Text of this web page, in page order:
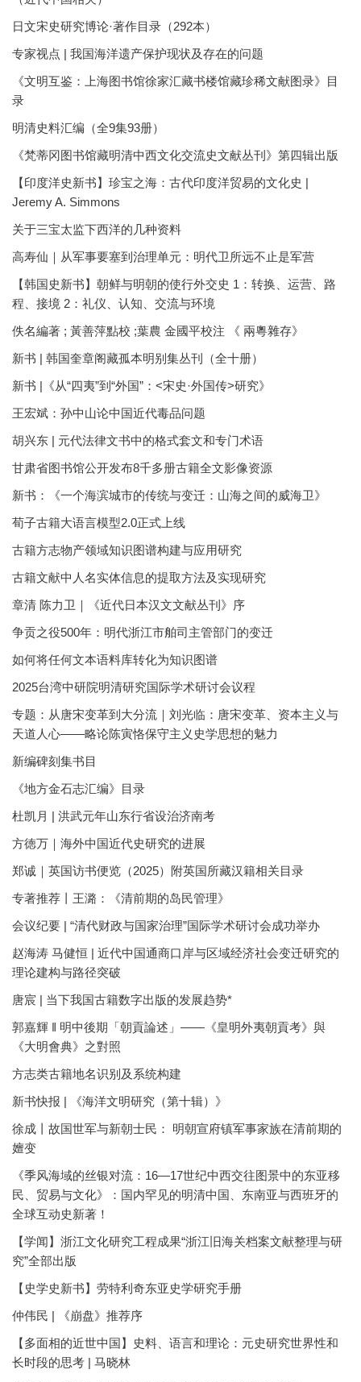
日文宋史研究博论·著作目录（292本）
专家视点 | 我国海洋遗产保护现状及存在的问题
《文明互鉴：上海图书馆徐家汇藏书楼馆藏珍稀文献图录》目
录
明清史料汇编（全9集93册）
《梵蒂冈图书馆藏明清中西文化交流史文献丛刊》第四辑出版
【印度洋史新书】珍宝之海：古代印度洋贸易的文化史 |
Jeremy A. Simmons
关于三宝太监下西洋的几种资料
高寿仙｜从军事要塞到治理单元：明代卫所远不止是军营
【韩国史新书】朝鲜与明朝的使行外交史 1：转换、运营、路
程、接境 2：礼仪、认知、交流与环境
佚名編著 ; 黃善萍點校 ;葉農 金國平校注 《 兩粵雜存》
新书 | 韩国奎章阁藏孤本明别集丛刊（全十册）
新书 |《从“四夷”到“外国”：<宋史·外国传>研究》
王宏斌：孙中山论中国近代毒品问题
胡兴东 | 元代法律文书中的格式套文和专门术语
甘肃省图书馆公开发布8千多册古籍全文影像资源
新书：《一个海滨城市的传统与变迁：山海之间的威海卫》
荀子古籍大语言模型2.0正式上线
古籍方志物产领域知识图谱构建与应用研究
古籍文献中人名实体信息的提取方法及实现研究
章清 陈力卫｜《近代日本汉文文献丛刊》序
争贡之役500年：明代浙江市舶司主管部门的变迁
如何将任何文本语料库转化为知识图谱
2025台湾中研院明清研究国际学术研讨会议程
专题：从唐宋变革到大分流｜刘光临：唐宋变革、资本主义与
天道人心——略论陈寅恪保守主义史学思想的魅力
新编碑刻集书目
《地方金石志汇编》目录
杜凯月 | 洪武元年山东行省设治济南考
方徳万｜海外中国近代史研究的进展
郑诚｜英国访书便览（2025）附英国所藏汉籍相关目录
专著推荐丨王潞：《清前期的岛民管理》
会议纪要 | “清代财政与国家治理”国际学术研讨会成功举办
赵海涛 马健恒 | 近代中国通商口岸与区域经济社会变迁研究的
理论建构与路径突破
唐宸 | 当下我国古籍数字出版的发展趋势*
郭嘉輝 ‖ 明中後期「朝貢論述」——《皇明外夷朝貢考》與
《大明會典》之對照
方志类古籍地名识别及系统构建
新书快报 | 《海洋文明研究（第十辑）》
徐成丨故国世军与新朝士民： 明朝宣府镇军事家族在清前期的
嬗变
《季风海域的丝银对流：16—17世纪中西交往图景中的东亚移
民、贸易与文化》：国内罕见的明清中国、东南亚与西班牙的
全球互动史新著！
【学闻】浙江文化研究工程成果“浙江旧海关档案文献整理与研
究”全部出版
【史学史新书】劳特利奇东亚史学研究手册
仲伟民 | 《崩盘》推荐序
【多面相的近世中国】史料、语言和理论：元史研究世界性和
长时段的思考 | 马晓林